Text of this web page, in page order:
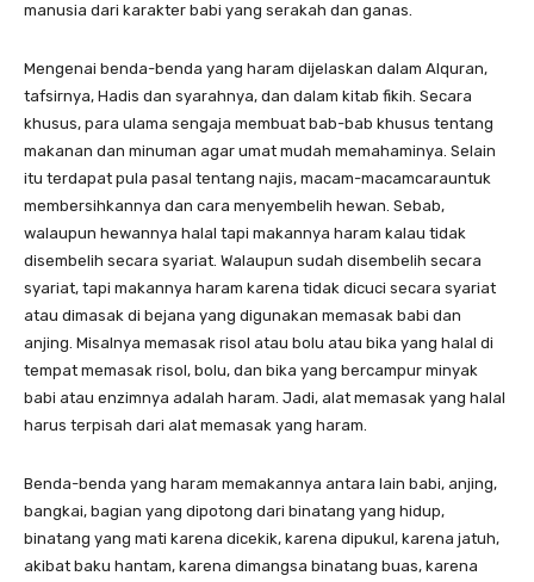
manusia dari karakter babi yang serakah dan ganas.
Mengenai benda-benda yang haram dijelaskan dalam Alquran,
tafsirnya, Hadis dan syarahnya, dan dalam kitab fikih. Secara
khusus, para ulama sengaja membuat bab-bab khusus tentang
makanan dan minuman agar umat mudah memahaminya. Selain
itu terdapat pula pasal tentang najis, macam-macamcarauntuk
membersihkannya dan cara menyembelih hewan. Sebab,
walaupun hewannya halal tapi makannya haram kalau tidak
disembelih secara syariat. Walaupun sudah disembelih secara
syariat, tapi makannya haram karena tidak dicuci secara syariat
atau dimasak di bejana yang digunakan memasak babi dan
anjing. Misalnya memasak risol atau bolu atau bika yang halal di
tempat memasak risol, bolu, dan bika yang bercampur minyak
babi atau enzimnya adalah haram. Jadi, alat memasak yang halal
harus terpisah dari alat memasak yang haram.
Benda-benda yang haram memakannya antara lain babi, anjing,
bangkai, bagian yang dipotong dari binatang yang hidup,
binatang yang mati karena dicekik, karena dipukul, karena jatuh,
akibat baku hantam, karena dimangsa binatang buas, karena